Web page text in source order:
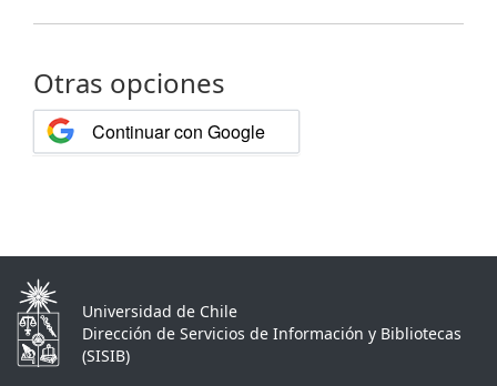
Otras opciones
Continuar con Google
Universidad de Chile
Dirección de Servicios de Información y Bibliotecas
(SISIB)